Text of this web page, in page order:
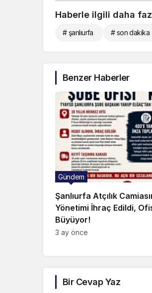
Haberle ilgili daha
# şanlıurfa # son dakika
Benzer Haberler
Şanlıurfa Atçılık
Yönetimi İhraç Edildi,
Büyüyor!
Gündem
3 ay önce
Bir Cevap Yaz